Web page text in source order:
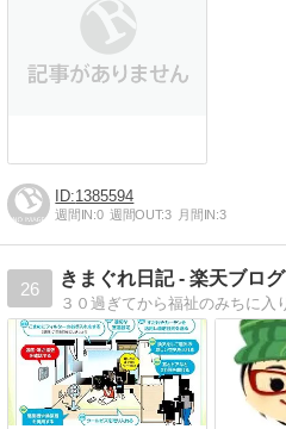
1385594
週間IN:0 週間OUT:3 月間IN:3
26
きまぐれ日記 - 楽天ブログ